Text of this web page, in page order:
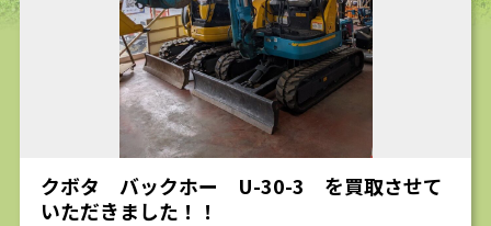
クボタ バックホー U-30-3 を買取させて
いただきました！！